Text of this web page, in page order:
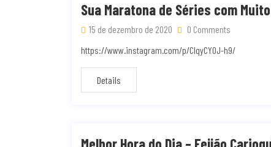
Sua Maratona de Séries com
15 de dezembro de 2020
0 Comments
https://www.instagram.com/p/CIqyCY0J-h9/
Details